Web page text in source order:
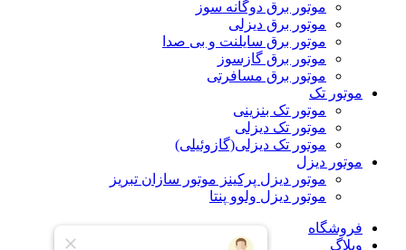
موتور برق دوگانه سوز
موتور برق دیزلی
موتور برق سایلنت و بی صدا
موتور برق گازسوز
موتور برق مسافرتی
موتور تک
موتور تک بنزینی
موتور تک دیزلی
موتور تک دیزلی(گازوئیلی)
موتور دیزل
موتور دیزل پرکینز موتور سازان تبریز
موتور دیزل ولوو پنتا
فروشگاه
وبلاگ